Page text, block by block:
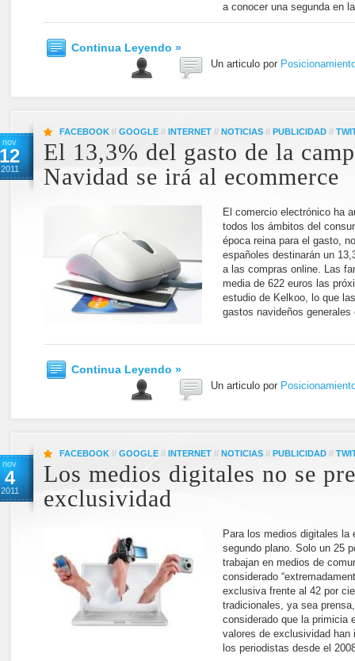
a conocer una segunda en
Continua Leyendo »
Un articulo por
nov
12
2011
FACEBOOK // GOOGLE // INTERNET // NOTICIAS // PUBLICIDAD //
El 13,3% del gasto de la
Navidad se irá al ecommerce
El comercio electrónico ha
todos los ámbitos del
época reina para el gasto,
españoles destinarán un
a las compras online. Las
media de 622 euros las
estudio de Kelkoo, lo que
gastos navideños
Continua Leyendo »
Un articulo por
nov
4
2011
FACEBOOK // GOOGLE // INTERNET // NOTICIAS // PUBLICIDAD //
Los medios digitales no se
exclusividad
Para los medios digitales la
segundo plano. Solo un 25
trabajan en medios de
considerado
exclusiva frente al 42 por
tradicionales, ya sea
considerado que la primicia
valores de exclusividad han
los periodistas desde el